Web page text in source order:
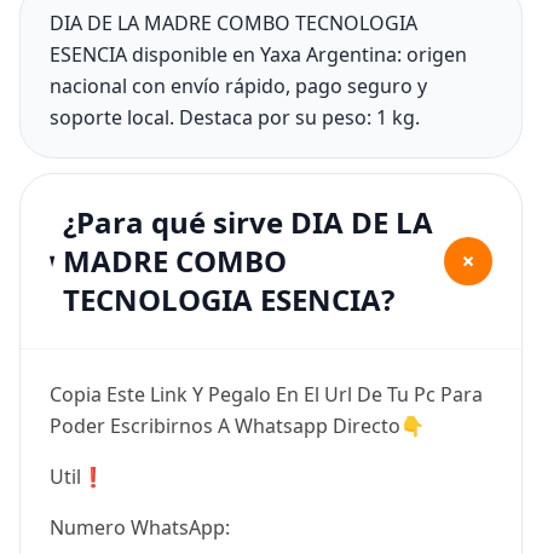
DIA DE LA MADRE COMBO TECNOLOGIA
ESENCIA disponible en Yaxa Argentina: origen
nacional con envío rápido, pago seguro y
soporte local. Destaca por su peso: 1 kg.
¿Para qué sirve DIA DE LA
MADRE COMBO
TECNOLOGIA ESENCIA?
+
Copia Este Link Y Pegalo En El Url De Tu Pc Para
Poder Escribirnos A Whatsapp Directo👇
Util❗
Numero WhatsApp: